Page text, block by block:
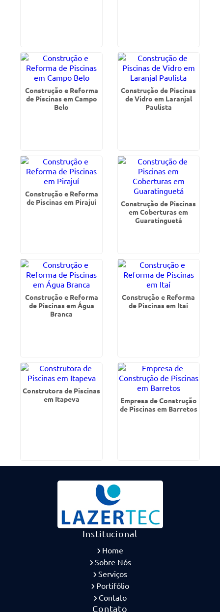
Construção e Reforma
de Piscinas em Campo
Belo
Construção de Piscinas
de Vidro em Laranjal
Paulista
Construção e Reforma
de Piscinas em Pirajuí
Construção de Piscinas
em Coberturas em
Guaratinguetá
Construção e Reforma
de Piscinas em Água
Branca
Construção e Reforma
de Piscinas em Itaí
Construtora de Piscinas
em Itapeva
Empresa de Construção
de Piscinas em Barretos
Institucional
Home
Sobre Nós
Serviços
Portifólio
Contato
Contato